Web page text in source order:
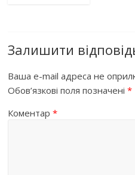
Залишити
Ваша e-mail адреса не
Обов’язкові поля позначені*
Коментар*